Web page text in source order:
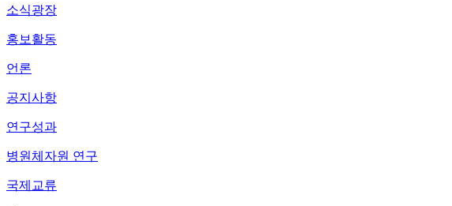
소식광장
홍보활동
언론
공지사항
연구성과
병원체자원 연구
국제교류